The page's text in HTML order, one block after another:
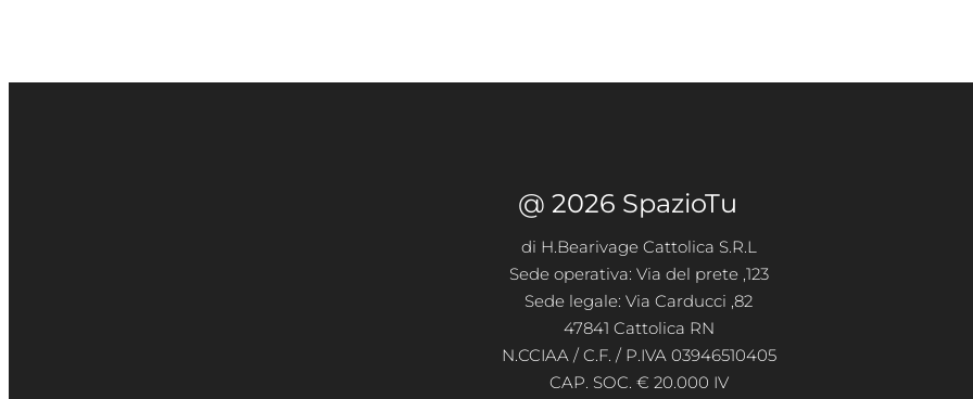
@ 2026 SpazioTu
di H.Bearivage Cattolica S.R.L
Sede operativa: Via del prete ,123
Sede legale: Via Carducci ,82
47841 Cattolica RN
N.CCIAA / C.F. / P.IVA 03946510405
CAP. SOC. € 20.000 IV